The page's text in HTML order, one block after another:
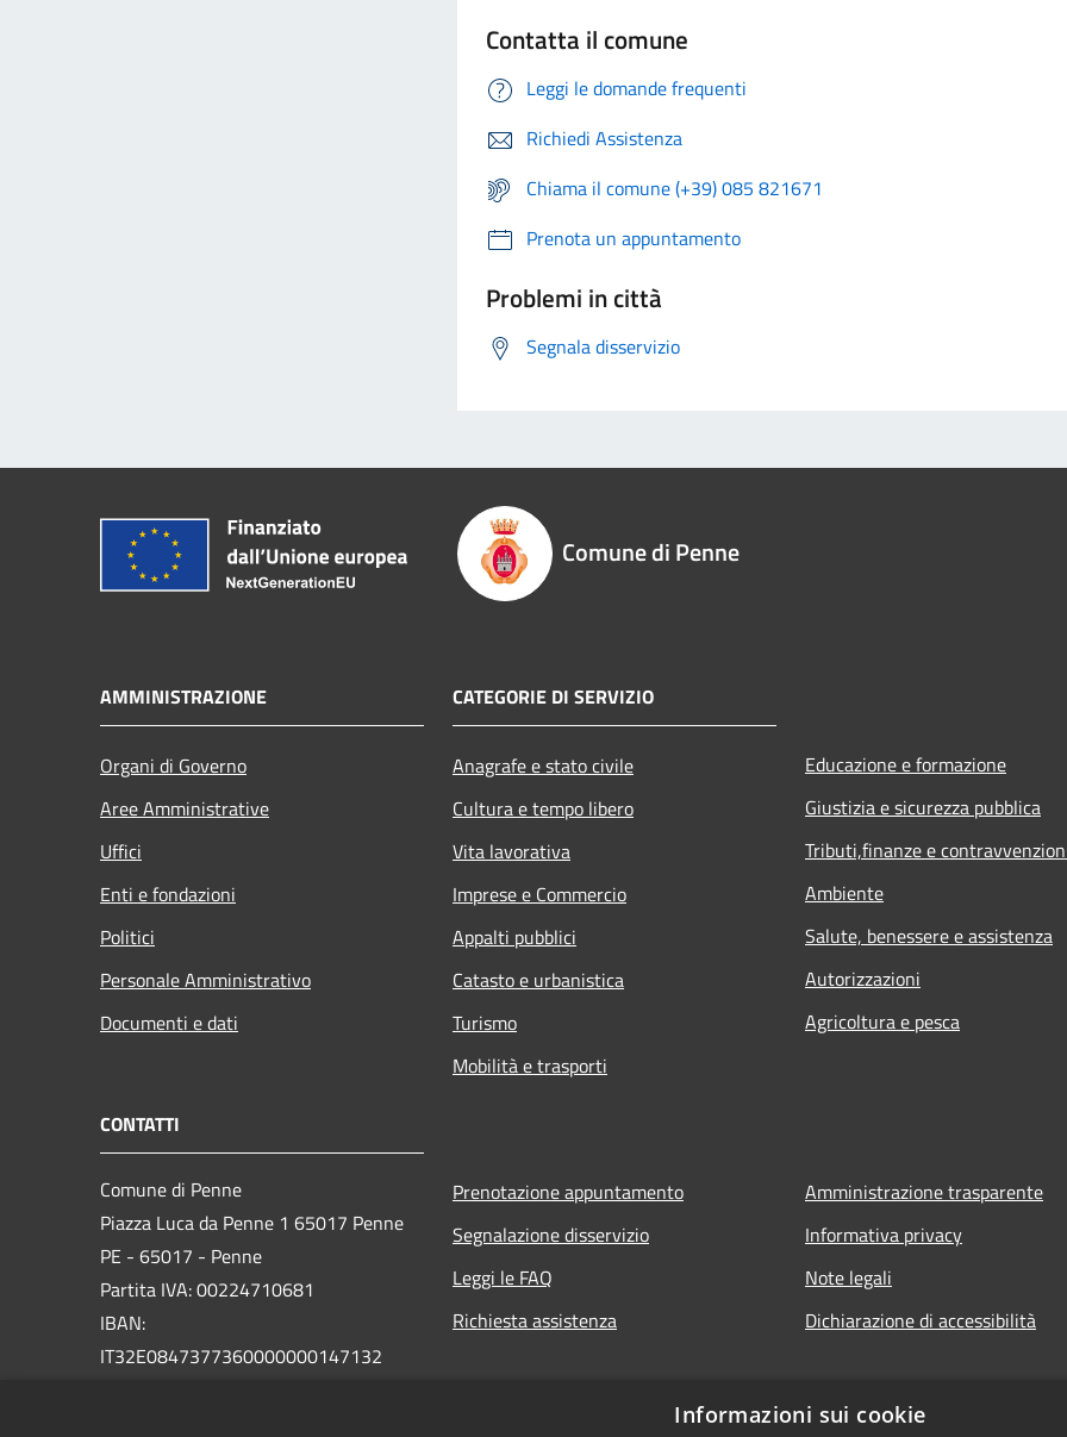
Contatta il comune
Leggi le domande frequenti
Richiedi Assistenza
Chiama il comune (+39) 085 821671
Prenota un appuntamento
Problemi in città
Segnala disservizio
Comune di Penne
AMMINISTRAZIONE
Organi di Governo
Aree Amministrative
Uffici
Enti e fondazioni
Politici
Personale Amministrativo
Documenti e dati
CATEGORIE DI SERVIZIO
Anagrafe e stato civile
Cultura e tempo libero
Vita lavorativa
Imprese e Commercio
Appalti pubblici
Catasto e urbanistica
Turismo
Mobilità e trasporti
Educazione e formazione
Giustizia e sicurezza pubblica
Tributi,finanze e
Ambiente
Salute, benessere e assistenza
Autorizzazioni
Agricoltura e pesca
CONTATTI
Comune di Penne
Piazza Luca da Penne 1 65017 Penne
PE - 65017 - Penne
Partita IVA: 00224710681
IBAN:
IT32E0847377360000000147132
Prenotazione appuntamento
Segnalazione disservizio
Leggi le FAQ
Richiesta assistenza
Amministrazione trasparente
Informativa privacy
Note legali
Dichiarazione di accessibilità
Informazioni sui cookie